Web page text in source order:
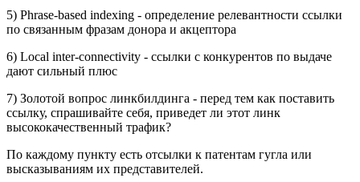
5) Phrase-based indexing - определение релевантности ссылки
по связанным фразам донора и акцептора
6) Local inter-connectivity - ссылки с конкурентов по выдаче
дают сильный плюс
7) Золотой вопрос линкбилдинга - перед тем как поставить
ссылку, спрашивайте себя, приведет ли этот линк
высококачественный трафик?
По каждому пункту есть отсылки к патентам гугла или
высказываниям их представителей.